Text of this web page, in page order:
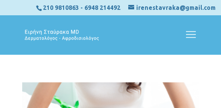
210 9810863 - 6948 214492 irenestavraka@gmail.com